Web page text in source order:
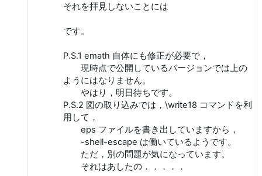
それを拝見しないことには
です。
P.S.1 emath 自体にも修正が必要で，
現時点で公開しているバージョンでは上の
ようにはなりません。
やはり，明日待ちです。
P.S.2 図の取り込みでは，\write18 コマンドを利
用して，
eps ファイルを書き出していますから，
-shell-escape は働いているようです。
ただ，別の問題が気になっています。
それはあしたの．．．．．